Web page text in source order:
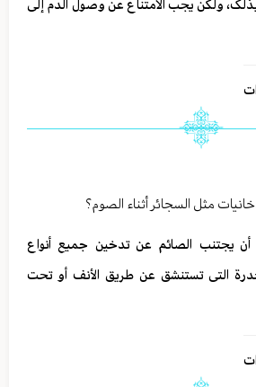
ولکن یجب الامتناع عن وصول الدم إلی
مثل السجائر أثناء الصوم؟
أن یجتنب الصائم عن تدخین جمیع أنواع
التی تستنشق عن طریق الأنف أو تحت